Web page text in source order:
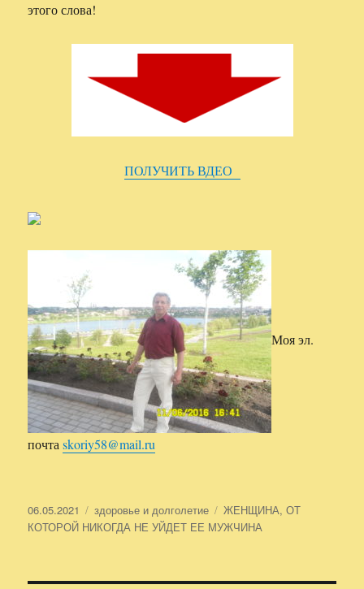
этого слова!
ПОЛУЧИТЬ ВДЕО
Моя эл.
почтаskoriy58@mail.ru
Опубликовано
06.05.2021 Рубрики
здоровье и долголетие Метки
ЖЕНЩИНА,ОТ
КОТОРОЙ НИКОГДА НЕ УЙДЕТ ЕЕ МУЖЧИНА